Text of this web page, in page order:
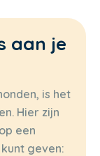
aan je
is het
Hier zijn
een
geven: